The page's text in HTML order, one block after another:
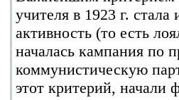
учителя в 1923 г.
активность (то есть
началась кампания по
коммунистическую
этот критерий, начали